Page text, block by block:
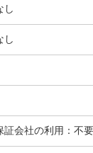
し
し
証会社の利用：不要